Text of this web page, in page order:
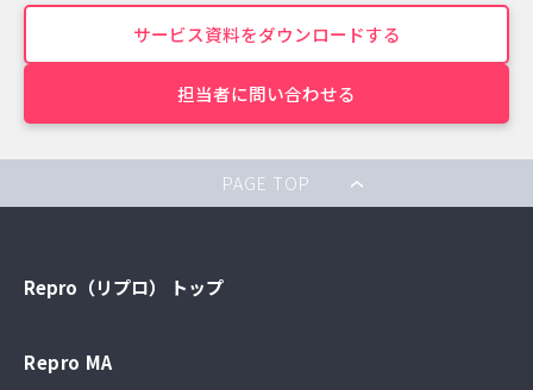
サービス資料をダウンロードする
担当者に問い合わせる
PAGE TOP
Repro（リプロ） トップ
Repro MA